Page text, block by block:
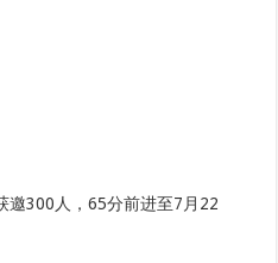
邀300人，65分前进至7月22